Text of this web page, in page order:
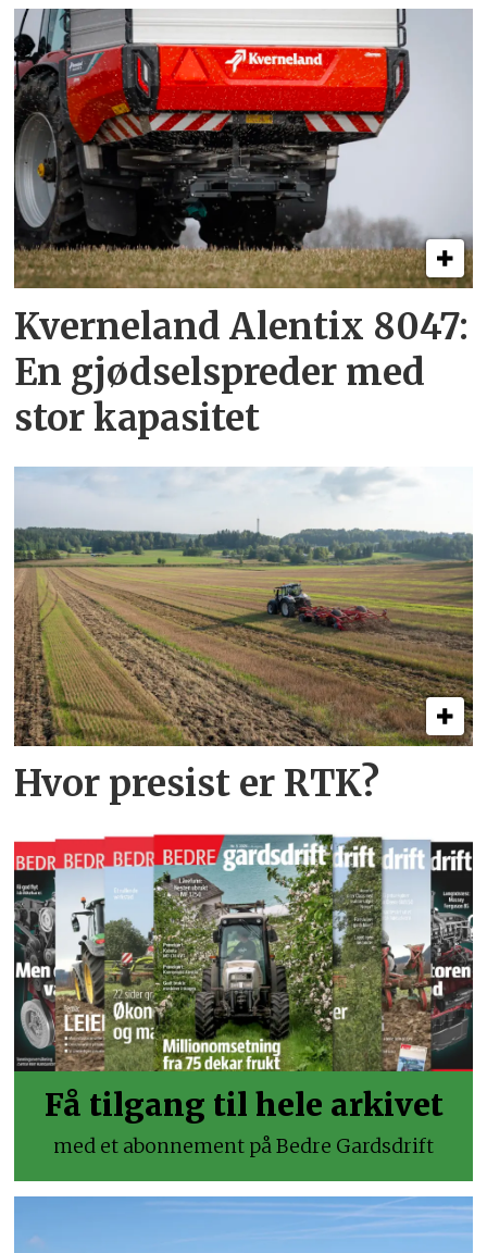
Kverneland Alentix 8047:
En gjødsel­spreder med
stor kapasitet
Hvor presist er RTK?
Få tilgang til hele arkivet
med et abonnement på Bedre Gardsdrift